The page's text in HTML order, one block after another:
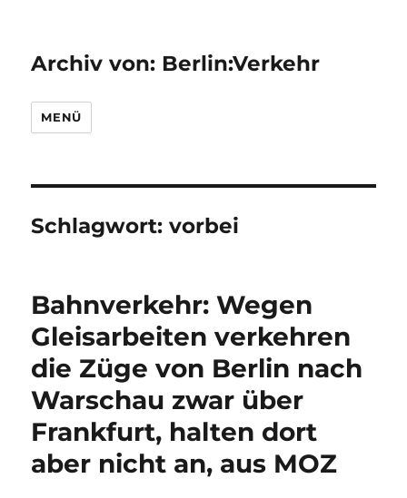
Archiv von: Berlin:Verkehr
MENÜ
Schlagwort:vorbei
Bahnverkehr: Wegen
Gleisarbeiten verkehren
die Züge von Berlin nach
Warschau zwar über
Frankfurt, halten dort
aber nicht an, aus MOZ